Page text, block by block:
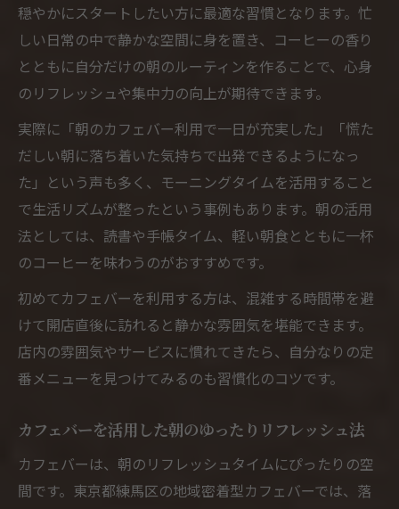
カフェバーで味わう静かな朝のひととき
落ち着きたい朝にカフェバーが選ばれる理
由
カフェバーの空間で心穏やかな朝を過ごす
方法
朝の余裕を生むカフェバーの快適な利用法
カフェバーを活用した理想の朝リラックス
術
自分だけの朝を過ごせるカフェバーの魅力
一人時間を満喫できるカフェバーの魅力と
は
カフェバーで自分らしい朝のスタートを切
静かなカフェバーで心安らぐ朝を体験しよ
カフェバーの多様な朝利用スタイルを探る
穏やかにスタートしたい方に最適な習慣となります。忙
しい日常の中で静かな空間に身を置き、コーヒーの香り
とともに自分だけの朝のルーティンを作ることで、心身
のリフレッシュや集中力の向上が期待できます。
実際に「朝のカフェバー利用で一日が充実した」「慌た
だしい朝に落ち着いた気持ちで出発できるようになっ
た」という声も多く、モーニングタイムを活用すること
で生活リズムが整ったという事例もあります。朝の活用
法としては、読書や手帳タイム、軽い朝食とともに一杯
のコーヒーを味わうのがおすすめです。
初めてカフェバーを利用する方は、混雑する時間帯を避
けて開店直後に訪れると静かな雰囲気を堪能できます。
店内の雰囲気やサービスに慣れてきたら、自分なりの定
番メニューを見つけてみるのも習慣化のコツです。
カフェバーを活用した朝のゆったりリフレッシュ法
カフェバーは、朝のリフレッシュタイムにぴったりの空
間です。東京都練馬区の地域密着型カフェバーでは、落